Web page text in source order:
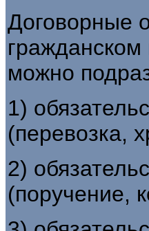
Договорные
гражданском
можно
1)
(перевозка,
2)
(поручение,